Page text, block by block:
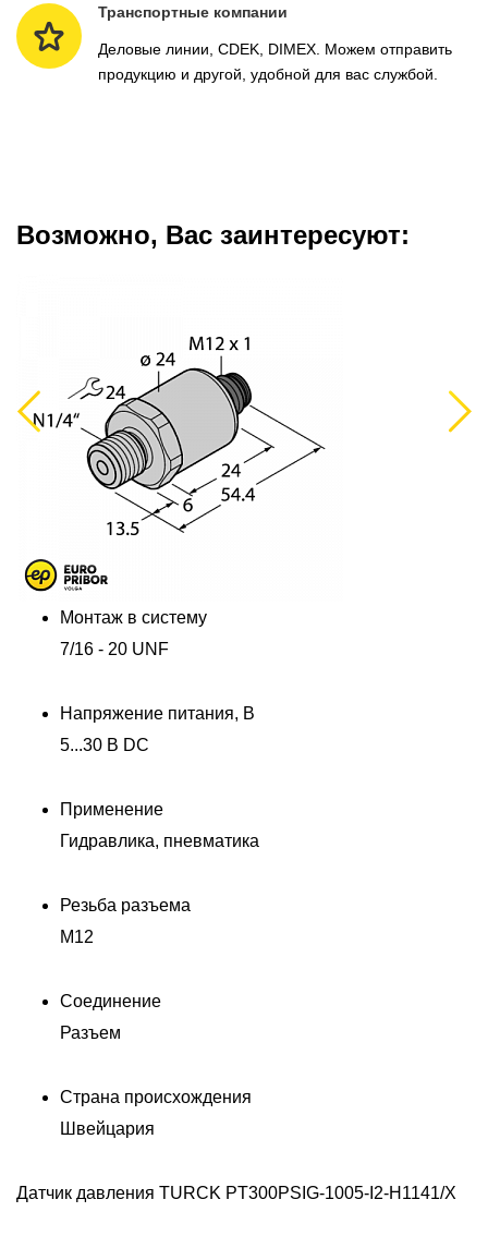
Транспортные компании
Деловые линии, CDEK, DIMEX. Можем отправить
продукцию и другой, удобной для вас службой.
Возможно, Вас заинтересуют:
Previous
Монтаж в систему
7/16 - 20 UNF
Напряжение питания, В
5...30 В DC
Применение
Гидравлика, пневматика
Резьба разъема
M12
Соединение
Разъем
Страна происхождения
Швейцария
Датчик давления TURCK PT300PSIG-1005-I2-H1141/X
Next